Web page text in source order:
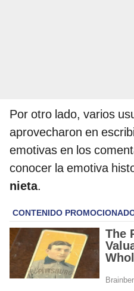
Por otro lado, varios
aprovecharon en
emotivas en los
conocer la emotiva
nieta.